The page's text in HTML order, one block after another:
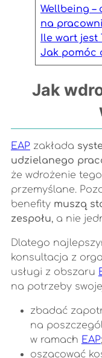
Wellbeing –
na
Ile wart jest
Jak pomóc
Jak
EAPzakłada
udzielanego
że wdrożenie
przemyślane.
benefity muszą
zespołu, a nie
Dlatego
konsultacja z
usługi z obszaru
na potrzeby
zbadać
na
w ramach EAP;
oszacować